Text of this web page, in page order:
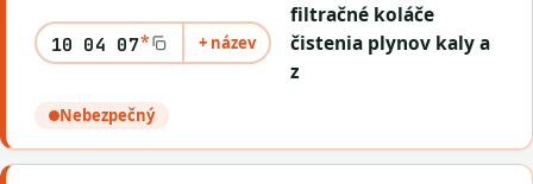
10 04 07* + název
filtračné koláče
čistenia plynov kaly a
z
Nebezpečný